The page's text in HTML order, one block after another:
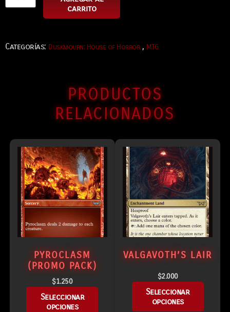
carrito
Categorías: Duskmourn: House of Horror , MTG
PRODUCTOS
RELACIONADOS
PYROCLASM
(PROMO PACK)
$1.250
Seleccionar
opciones
VALGAVOTH’S LAIR
$2.000
Seleccionar
opciones